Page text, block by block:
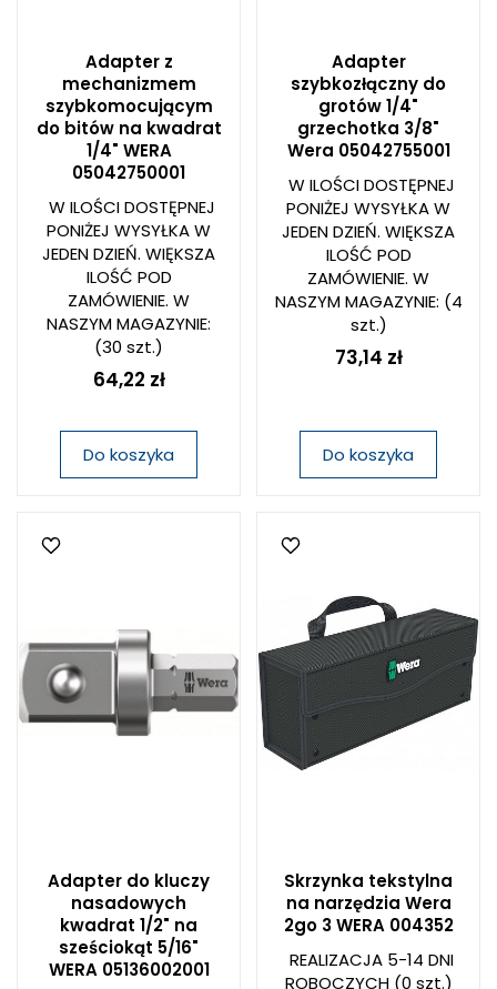
Adapter z
mechanizmem
szybkomocującym
do bitów na kwadrat
1/4" WERA
05042750001
W ILOŚCI DOSTĘPNEJ
PONIŻEJ WYSYŁKA W
JEDEN DZIEŃ. WIĘKSZA
ILOŚĆ POD
ZAMÓWIENIE. W
NASZYM MAGAZYNIE:
(30 szt.)
64,22 zł
Do koszyka
Adapter
szybkozłączny do
grotów 1/4"
grzechotka 3/8"
Wera 05042755001
W ILOŚCI DOSTĘPNEJ
PONIŻEJ WYSYŁKA W
JEDEN DZIEŃ. WIĘKSZA
ILOŚĆ POD
ZAMÓWIENIE. W
NASZYM MAGAZYNIE: (4
szt.)
73,14 zł
Do koszyka
Adapter do kluczy
nasadowych
kwadrat 1/2" na
sześciokąt 5/16"
WERA 05136002001
Skrzynka tekstylna
na narzędzia Wera
2go 3 WERA 004352
REALIZACJA 5-14 DNI
ROBOCZYCH(0 szt.)